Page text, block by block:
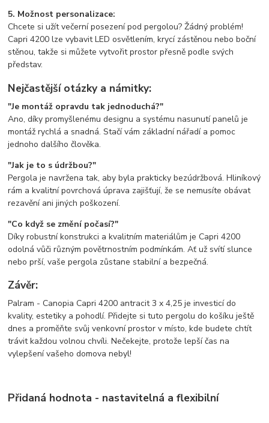
5. Možnost personalizace:
Chcete si užít večerní posezení pod pergolou? Žádný problém!
Capri 4200 lze vybavit LED osvětlením, krycí zástěnou nebo boční
stěnou, takže si můžete vytvořit prostor přesně podle svých
představ.
Nejčastější otázky a námitky:
"Je montáž opravdu tak jednoduchá?"
Ano, díky promyšlenému designu a systému nasunutí panelů je
montáž rychlá a snadná. Stačí vám základní nářadí a pomoc
jednoho dalšího člověka.
"Jak je to s údržbou?"
Pergola je navržena tak, aby byla prakticky bezúdržbová. Hliníkový
rám a kvalitní povrchová úprava zajišťují, že se nemusíte obávat
rezavění ani jiných poškození.
"Co když se změní počasí?"
Díky robustní konstrukci a kvalitním materiálům je Capri 4200
odolná vůči různým povětrnostním podmínkám. Ať už svítí slunce
nebo prší, vaše pergola zůstane stabilní a bezpečná.
Závěr:
Palram - Canopia Capri 4200 antracit 3 x 4,25 je investicí do
kvality, estetiky a pohodlí. Přidejte si tuto pergolu do košíku ještě
dnes a proměňte svůj venkovní prostor v místo, kde budete chtít
trávit každou volnou chvíli. Nečekejte, protože lepší čas na
vylepšení vašeho domova nebyl!
Přidaná hodnota - nastavitelná a flexibilní